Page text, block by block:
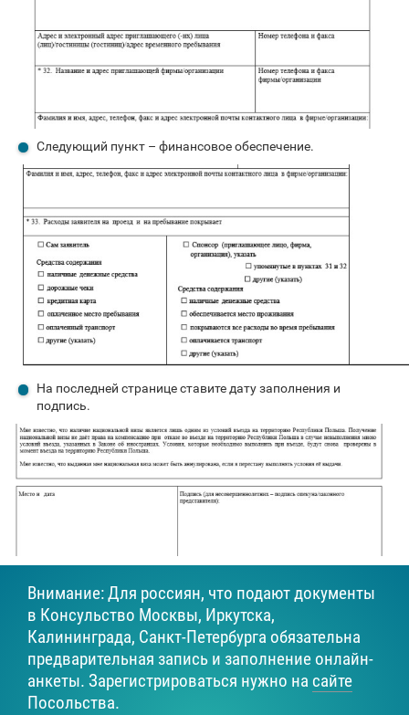
Следующий пункт – финансовое обеспечение.
На последней странице ставите дату заполнения и
подпись.
Внимание: Для россиян, что подают документы
в Консульство Москвы, Иркутска,
Калининграда, Санкт-Петербурга обязательна
предварительная запись и заполнение онлайн-
анкеты. Зарегистрироваться нужно на сайте
Посольства.